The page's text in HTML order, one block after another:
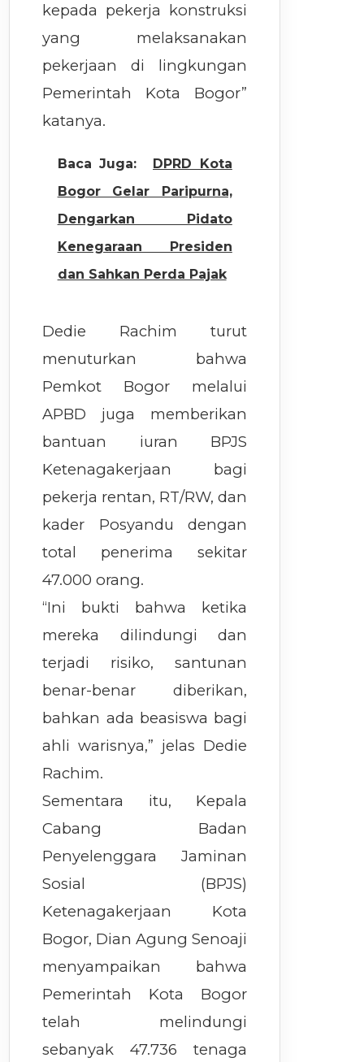
kepada pekerja konstruksi
yang melaksanakan
pekerjaan di lingkungan
Pemerintah Kota Bogor”
katanya.
Baca Juga:
DPRD Kota
Bogor Gelar Paripurna,
Dengarkan Pidato
Kenegaraan Presiden
dan Sahkan Perda Pajak
Dedie Rachim turut
menuturkan bahwa
Pemkot Bogor melalui
APBD juga memberikan
bantuan iuran BPJS
Ketenagakerjaan bagi
pekerja rentan, RT/RW, dan
kader Posyandu dengan
total penerima sekitar
47.000 orang.
“Ini bukti bahwa ketika
mereka dilindungi dan
terjadi risiko, santunan
benar-benar diberikan,
bahkan ada beasiswa bagi
ahli warisnya,” jelas Dedie
Rachim.
Sementara itu, Kepala
Cabang Badan
Penyelenggara Jaminan
Sosial (BPJS)
Ketenagakerjaan Kota
Bogor, Dian Agung Senoaji
menyampaikan bahwa
Pemerintah Kota Bogor
telah melindungi
sebanyak 47.736 tenaga